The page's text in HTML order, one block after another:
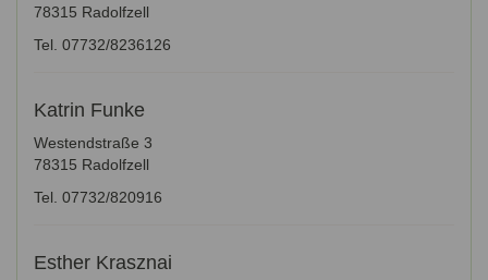
78315 Radolfzell
Tel. 07732/8236126
Katrin Funke
Westendstraße 3
78315 Radolfzell
Tel. 07732/820916
Esther Krasznai